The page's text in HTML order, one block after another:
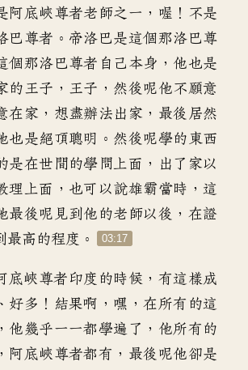
阿底峽尊者老師之一 ， 喔！不是
巴尊者 。 帝洛巴是這個那洛巴尊
個那洛巴尊者自己本身 ， 他也是
的王子 ， 王子 ， 然後呢他不願意
在家 ， 想盡辦法出家 ， 最後居然
也是絕頂聰明 。 然後呢學的東西
是在世間的學問上面 ，
出了家以
理上面 ， 也可以說雄霸當時 ， 這
最後呢見到他的老師以後 ， 在證
最高的程度 。 03:17
底峽尊者印度的時候 ， 有這樣成
好多 ！ 結果啊，嘿 ，在所有的這
， 他幾乎一一都學遍了 ， 他所有的
， 阿底峽尊者都有 ， 最後呢他卻是